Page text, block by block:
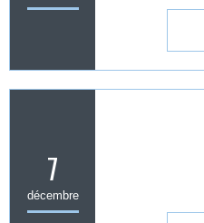
7
décembre